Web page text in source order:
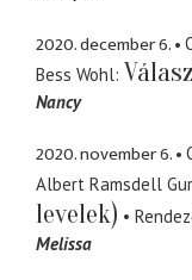
2020. december 6.
Bess Wohl
Nancy
2020. november 6.
Albert Ramsdell
levelek)
Melissa